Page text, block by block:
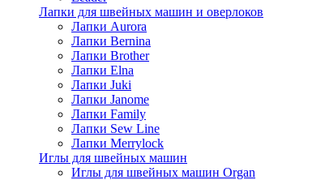
Лапки для швейных машин и оверлоков
Лапки Aurora
Лапки Bernina
Лапки Brother
Лапки Elna
Лапки Juki
Лапки Janome
Лапки Family
Лапки Sew Line
Лапки Merrylock
Иглы для швейных машин
Иглы для швейных машин Organ